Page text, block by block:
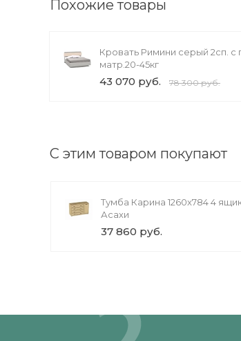
Похожие товары
Кровать Римини серый 2сп. с
матр.20-45кг
43 070 руб. 78 300 руб.
С этим товаром покупают
Тумба Карина 1260x784 4
Асахи
37 860 руб.